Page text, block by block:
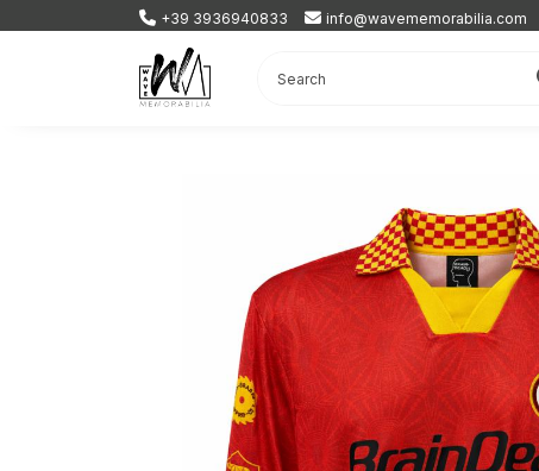
+39 3936940833 info@wavememorabilia.com